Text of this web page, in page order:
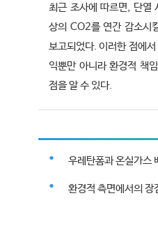
최근 조사에 따르면, 단열
상의 CO2를 연간 감소시
보고되었다. 이러한 점에
익뿐만 아니라 환경적 책
점을 알 수 있다.
우레탄폼과 온실가스
환경적 측면에서의 장